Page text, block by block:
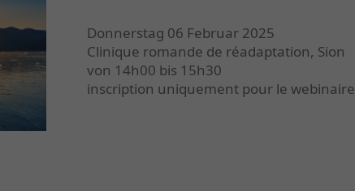
Donnerstag 06 Februar 2025
Clinique romande de réadaptation, Sion
von 14h00 bis 15h30
inscription uniquement pour le webinaire